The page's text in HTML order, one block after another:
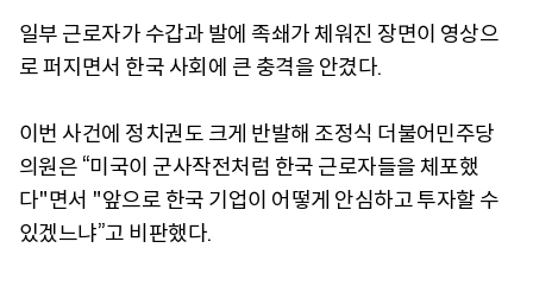
일부 근로자가 수갑과 발에 족쇄가 체워진 장면이 영상으
로 퍼지면서 한국 사회에 큰 충격을 안겼다.
이번 사건에 정치권도 크게 반발해 조정식 더불어민주당
의원은 “미국이 군사작전처럼 한국 근로자들을 체포했
다"면서 "앞으로 한국 기업이 어떻게 안심하고 투자할 수
있겠느냐”고 비판했다.